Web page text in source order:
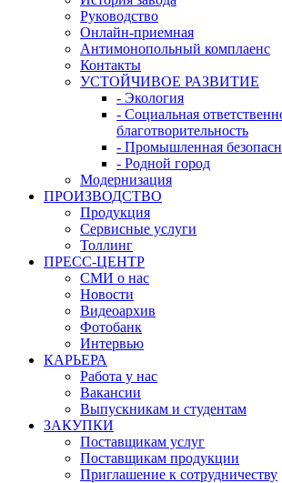
Руководство
Онлайн-приемная
Антимонопольный комплаенс
Контакты
УСТОЙЧИВОЕ РАЗВИТИЕ
- Экология
- Социальная
благотворительность
- Промышленная
- Родной город
Модернизация
ПРОИЗВОДСТВО
Продукция
Сервисные услуги
Толлинг
ПРЕСС-ЦЕНТР
СМИ о нас
Новости
Видеоархив
Фотобанк
Интервью
КАРЬЕРА
Работа у нас
Вакансии
Выпускникам и студентам
ЗАКУПКИ
Поставщикам услуг
Поставщикам продукции
Приглашение к сотрудничеству